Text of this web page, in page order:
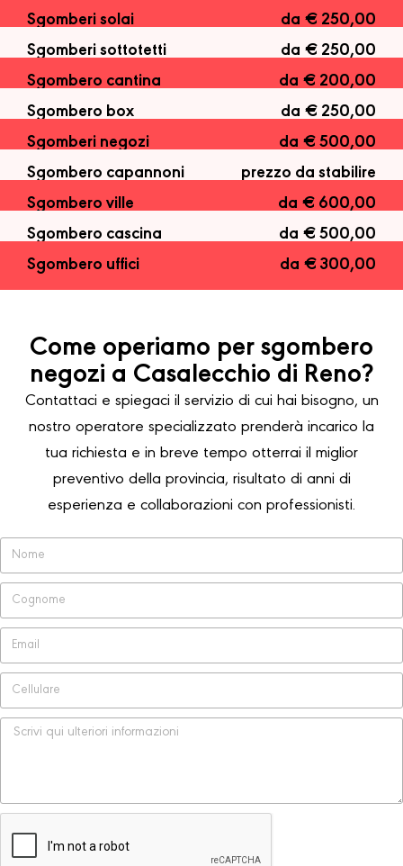
Sgomberi solai
da € 250,00
Sgomberi sottotetti
da € 250,00
Sgombero cantina
da € 200,00
Sgombero box
da € 250,00
Sgomberi negozi
da € 500,00
Sgombero capannoni
prezzo da stabilire
Sgombero ville
da € 600,00
Sgombero cascina
da € 500,00
Sgombero uffici
da € 300,00
Come operiamo per sgombero
negozi a Casalecchio di Reno?
Contattaci e spiegaci il servizio di cui hai bisogno, un
nostro operatore specializzato prenderà incarico la
tua richiesta e in breve tempo otterrai il miglior
preventivo della provincia, risultato di anni di
esperienza e collaborazioni con professionisti.